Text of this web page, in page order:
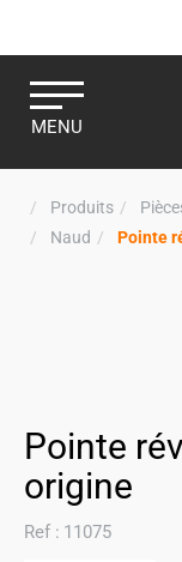
MENU
Produits
Naud
Pointe
Pointe
origine
Ref : 11075